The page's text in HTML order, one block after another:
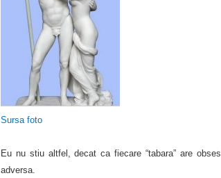
Sursa foto
Eu nu stiu altfel, decat ca fiecare “tabara” are
adversa.